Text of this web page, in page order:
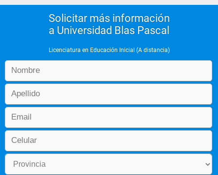
Solicitar más información
a Universidad Blas Pascal
Licenciatura en Educación Inicial (A distancia)